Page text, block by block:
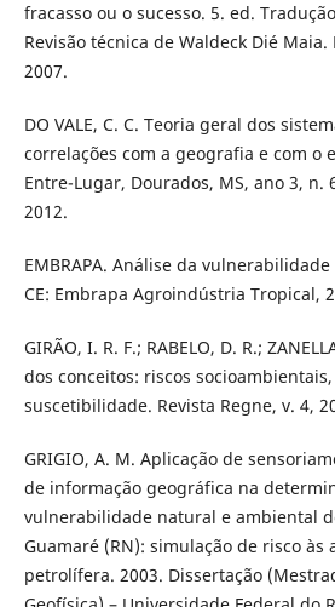
fracasso ou o sucesso. 5. ed.
Revisão técnica de Waldeck Dié Maia.
2007.
DO VALE, C. C. Teoria geral dos
correlações com a geografia e com o
Entre-Lugar, Dourados, MS, ano 3, n.
2012.
EMBRAPA. Análise da
CE: Embrapa Agroindústria Tropical,
GIRÃO, I. R. F.; RABELO, D. R.;
dos conceitos: riscos
suscetibilidade. Revista Regne, v. 4,
GRIGIO, A. M. Aplicação de
de informação geográfica na
vulnerabilidade natural e ambiental
Guamaré (RN): simulação de risco
petrolífera. 2003. Dissertação